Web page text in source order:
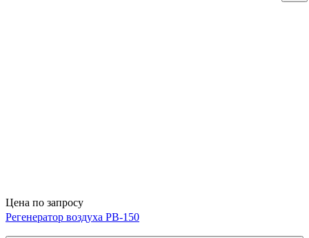
Цена по запросу
Регенератор воздуха РВ-150